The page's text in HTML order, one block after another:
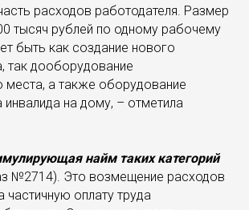
расходов работодателя. Размер
тысяч рублей по одному рабочему
быть как создание нового
так дооборудование
а также оборудование
на дому, – отметила
найм таких категорий
№2714). Это возмещение расходов
частичную оплату труда